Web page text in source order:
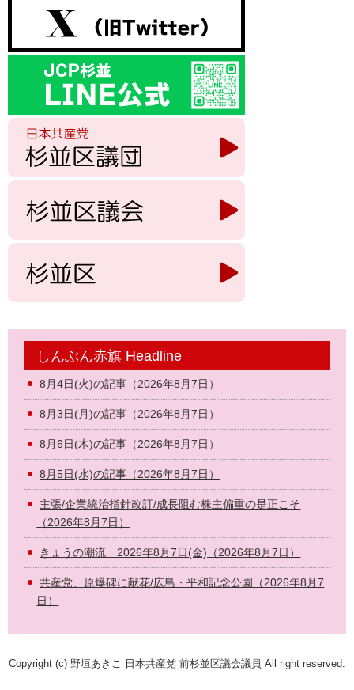
しんぶん赤旗 Headline
8月4日(火)の記事（2026年8月7日）
8月3日(月)の記事（2026年8月7日）
8月6日(木)の記事（2026年8月7日）
8月5日(水)の記事（2026年8月7日）
主張/企業統治指針改訂/成長阻む株主偏重の是正こそ
（2026年8月7日）
きょうの潮流 2026年8月7日(金)（2026年8月7日）
共産党、原爆碑に献花/広島・平和記念公園（2026年8月7
日）
Copyright (c) 野垣あきこ 日本共産党 前杉並区議会議員 All right reserved.